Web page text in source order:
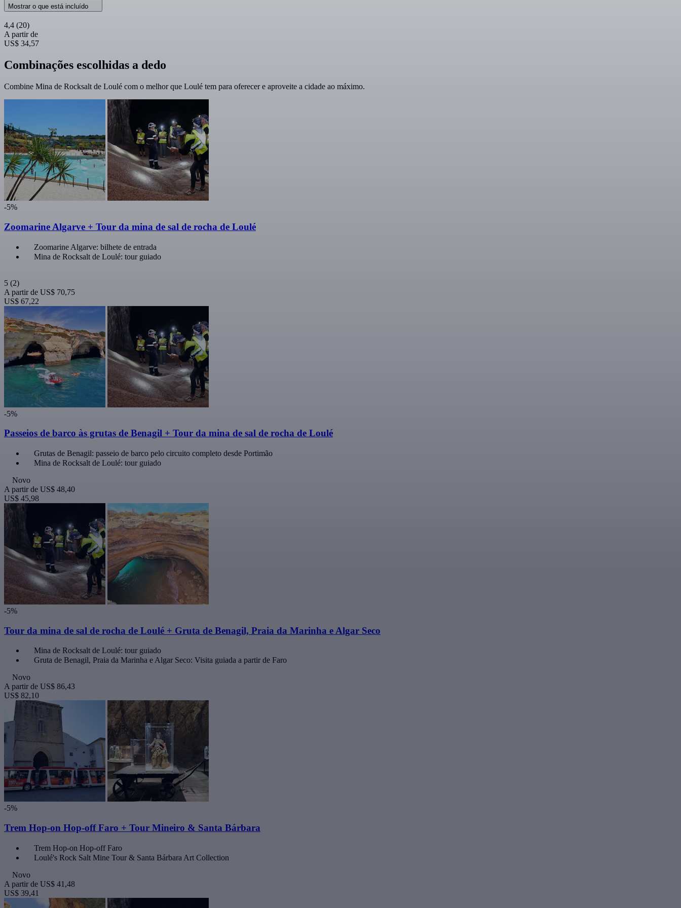
Mostrar o que está incluído
4,4 (20)
A partir de
US$ 34,57
Combinações escolhidas a dedo
Combine Mina de Rocksalt de Loulé com o melhor que Loulé tem para oferecer e aproveite a cidade ao máximo.
-5%
Zoomarine Algarve + Tour da mina de sal de rocha de Loulé
Zoomarine Algarve: bilhete de entrada
Mina de Rocksalt de Loulé: tour guiado
5 (2)
A partir de US$ 70,75
US$ 67,22
-5%
Passeios de barco às grutas de Benagil + Tour da mina de sal de rocha de Loulé
Grutas de Benagil: passeio de barco pelo circuito completo desde Portimão
Mina de Rocksalt de Loulé: tour guiado
Novo
A partir de US$ 48,40
US$ 45,98
-5%
Tour da mina de sal de rocha de Loulé + Gruta de Benagil, Praia da Marinha e Algar Seco
Mina de Rocksalt de Loulé: tour guiado
Gruta de Benagil, Praia da Marinha e Algar Seco: Visita guiada a partir de Faro
Novo
A partir de US$ 86,43
US$ 82,10
-5%
Trem Hop-on Hop-off Faro + Tour Mineiro & Santa Bárbara
Trem Hop-on Hop-off Faro
Loulé's Rock Salt Mine Tour & Santa Bárbara Art Collection
Novo
A partir de US$ 41,48
US$ 39,41